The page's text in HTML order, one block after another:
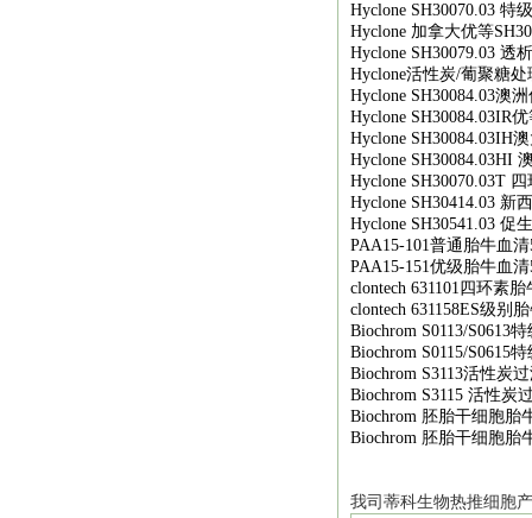
Hyclone SH30070.03 特
Hyclone 加拿大优等
Hyclone SH30079.03 透
Hyclone活性炭/葡聚糖处
Hyclone SH30084.03澳洲
Hyclone SH30084.03IR优
Hyclone SH30084.03IH
Hyclone SH30084.03HI
Hyclone SH30070.03T
Hyclone SH30414.03 新
Hyclone SH30541.03 促
PAA15-101普通胎牛血清
PAA15-151优级胎牛血清
clontech 631101 四环素胎
clontech 631158ES级别
Biochrom S0113/S0613特
Biochrom S0115/S0615特
Biochrom S3113活性炭
Biochrom S3115 活性炭
Biochrom 胚胎干细胞胎
Biochrom 胚胎干细胞胎
我司 蒂科生物热推细胞